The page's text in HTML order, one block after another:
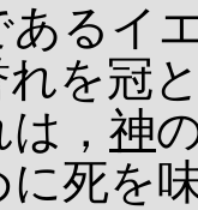
あるイ
を冠
， 神
に死を